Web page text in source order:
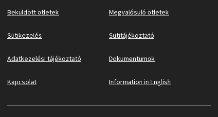
Beküldött ötletek Megvalósuló ötletek
Sütikezelés Sütitájékoztató
Adatkezelési tájékoztató Dokumentumok
Kapcsolat Information in English